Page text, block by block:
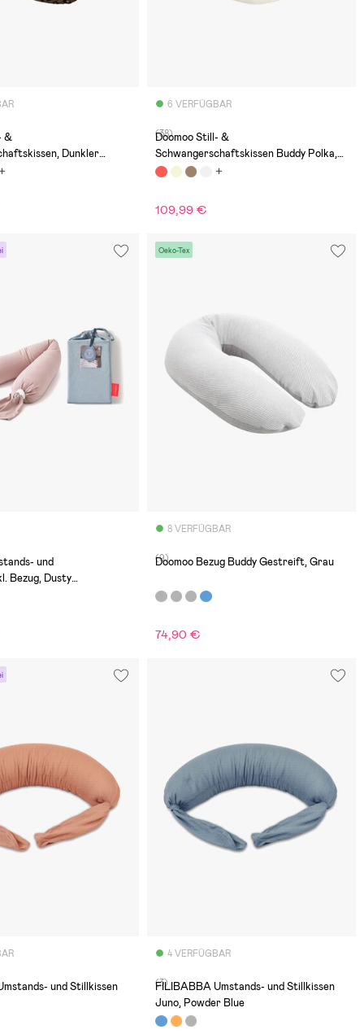
Dunkler
6 VERFÜGBAR
(38)
Doomoo Still- &
Schwangerschaftskissen Buddy Polka,
Creme
109,99 €
und
Bezug, Dusty
Oeko-Tex
8 VERFÜGBAR
(9)
Doomoo Bezug Buddy Gestreift, Grau
74,90 €
und Stillkissen
4 VERFÜGBAR
(3)
FILIBABBA Umstands- und Stillkissen
Juno, Powder Blue